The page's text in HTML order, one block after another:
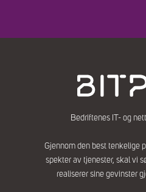
Bedriftenes IT- og
Gjennom den best tenkelige
spekter av tjenester, skal vi
realiserer sine gevinster